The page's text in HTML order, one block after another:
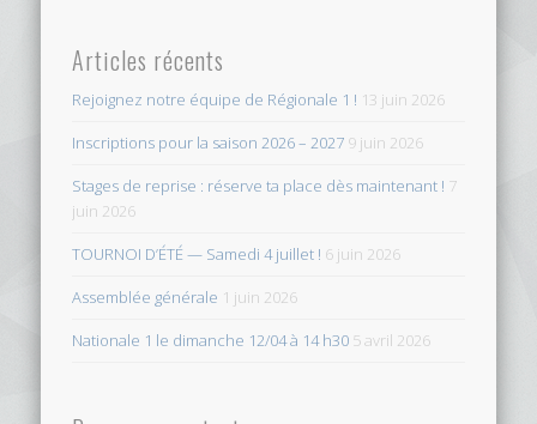
Articles récents
Rejoignez notre équipe de Régionale 1 ! 13 juin 2026
Inscriptions pour la saison 2026 – 2027 9 juin 2026
Stages de reprise : réserve ta place dès maintenant ! 7
juin 2026
TOURNOI D’ÉTÉ — Samedi 4 juillet ! 6 juin 2026
Assemblée générale 1 juin 2026
Nationale 1 le dimanche 12/04 à 14 h30 5 avril 2026